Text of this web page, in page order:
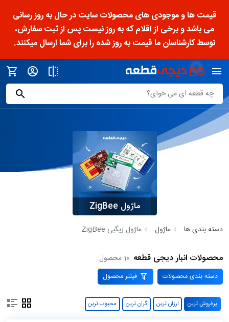
قیمت ها و موجودی های محصولات سایت در حال به روز رسانی
می باشد و برخی از اقلام که به روز نیست پس از ثبت سفارش،
توسط کارشناسان ما قیمت به روز شده را برای شما ارسال میکنند.
ماژول ZigBee
دسته بندی ها ماژول ماژول زیگبی ZigBee
محصولات انبار دیجی قطعه 10 محصول
دسته بندی محصولات فیلتر محصول
پرفروش ترین ارزان ترین گران ترین محبوب ترین